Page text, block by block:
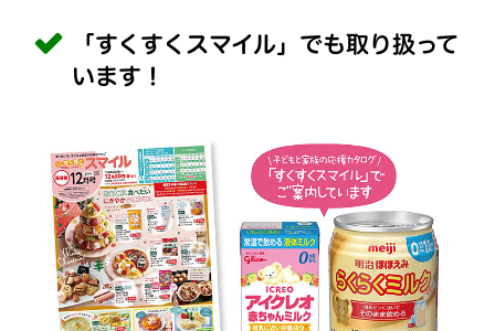
「すくすくスマイル」でも取り扱って
います！